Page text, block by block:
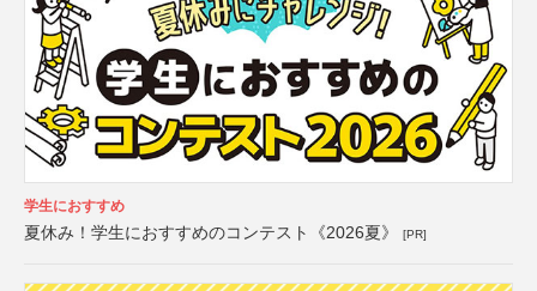
学生におすすめ
夏休み！学生におすすめのコンテスト《2026夏》 [PR]